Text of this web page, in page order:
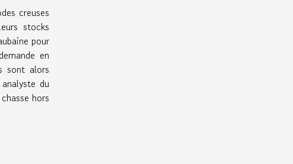
creuses
stocks
pour
en
sont alors
du
hors